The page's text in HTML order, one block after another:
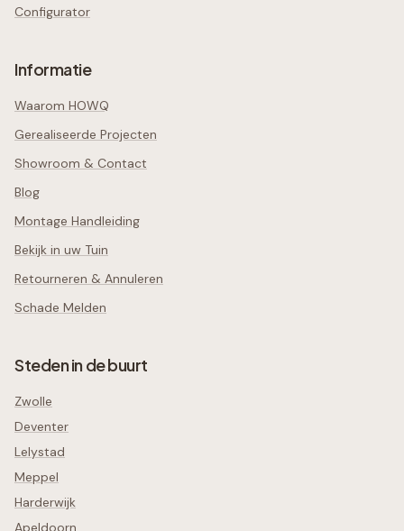
Configurator
Informatie
Waarom HOWQ
Gerealiseerde Projecten
Showroom & Contact
Blog
Montage Handleiding
Bekijk in uw Tuin
Retourneren & Annuleren
Schade Melden
Steden in de buurt
Zwolle
Deventer
Lelystad
Meppel
Harderwijk
Apeldoorn